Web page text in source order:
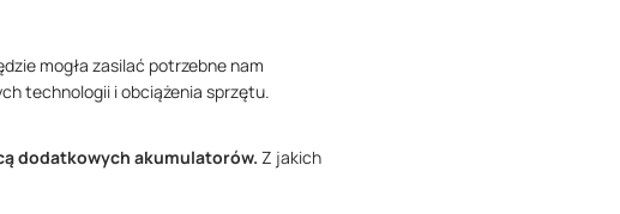
mogła zasilać potrzebne nam
technologii i obciążenia sprzętu.
dodatkowych akumulatorów. Z jakich